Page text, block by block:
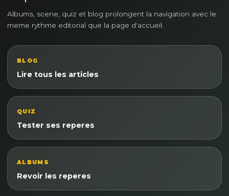
Albums, scene, quiz et blog prolongent la navigation avec le
meme rythme editorial que la page d'accueil.
BLOG
Lire tous les articles
QUIZ
Tester ses reperes
ALBUMS
Revoir les reperes